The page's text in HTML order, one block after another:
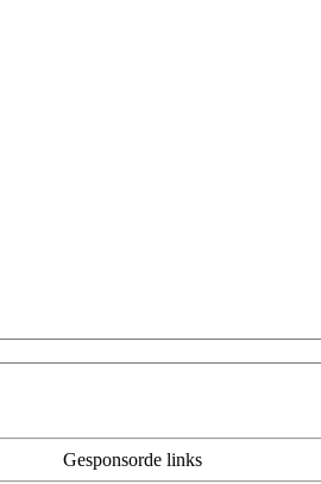
Gesponsorde links